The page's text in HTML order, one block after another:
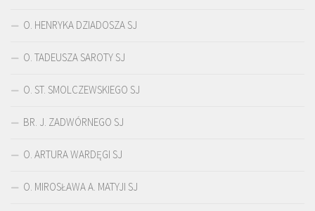
O. HENRYKA DZIADOSZA SJ
O. TADEUSZA SAROTY SJ
O. ST. SMOLCZEWSKIEGO SJ
BR. J. ZADWÓRNEGO SJ
O. ARTURA WARDĘGI SJ
O. MIROSŁAWA A. MATYJI SJ